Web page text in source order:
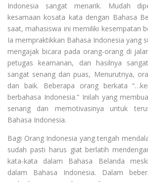
Indonesia sangat menarik. Mudah
kesamaan kosata kata dengan Bahasa
saat, mahasiswa ini memiliki kesempatan
Ia mempraktikkan Bahasa Indonesia yang
mengajak bicara pada orang-orang di
petugas keamanan, dan hasilnya
sangat senang dan puas, Menurutnya,
dan baik. Beberapa orang berkata
berbahasa Indonesia.” Inilah yang
senang dan memotivasinya untuk
Bahasa Indonesia.
Bagi Orang Indonesia yang tengah
sudah pasti harus giat berlatih
kata-kata dalam Bahasa Belanda
dalam Bahasa Indonesia. Dalam